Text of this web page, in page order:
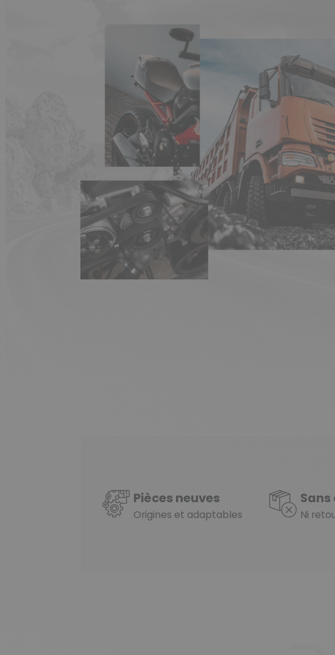
Pièces neuves
Origines et adaptables Ni